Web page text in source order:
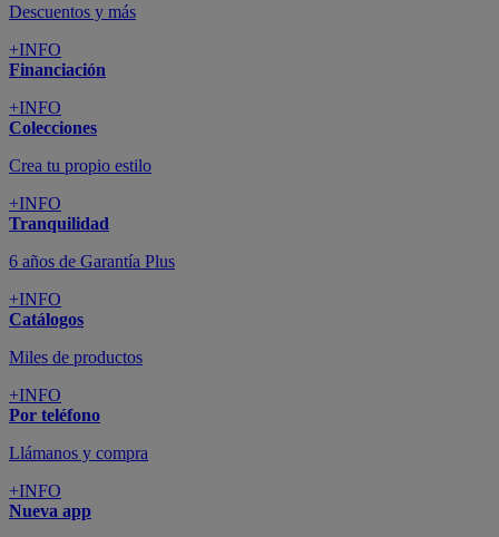
Descuentos y más
+INFO
Financiación
+INFO
Colecciones
Crea tu propio estilo
+INFO
Tranquilidad
6 años de Garantía Plus
+INFO
Catálogos
Miles de productos
+INFO
Por teléfono
Llámanos y compra
+INFO
Nueva app